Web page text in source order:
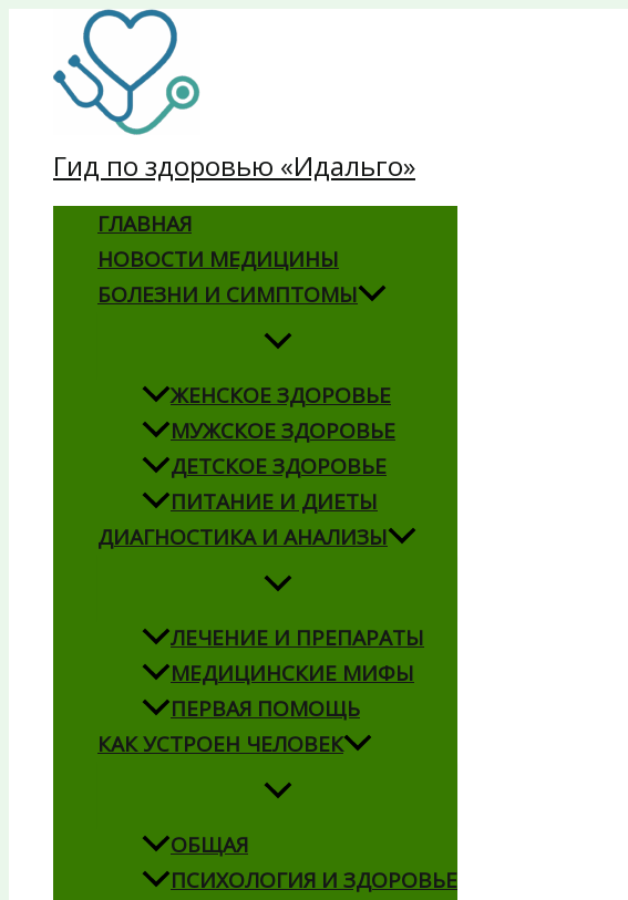
содержимому
Гид по здоровью «Идальго»
ГЛАВНАЯ
НОВОСТИ МЕДИЦИНЫ
БОЛЕЗНИ И СИМПТОМЫ
ЖЕНСКОЕ ЗДОРОВЬЕ
МУЖСКОЕ ЗДОРОВЬЕ
ДЕТСКОЕ ЗДОРОВЬЕ
ПИТАНИЕ И ДИЕТЫ
ДИАГНОСТИКА И АНАЛИЗЫ
ЛЕЧЕНИЕ И ПРЕПАРАТЫ
МЕДИЦИНСКИЕ МИФЫ
ПЕРВАЯ ПОМОЩЬ
КАК УСТРОЕН ЧЕЛОВЕК
ОБЩАЯ
ПСИХОЛОГИЯ И ЗДОРОВЬЕ